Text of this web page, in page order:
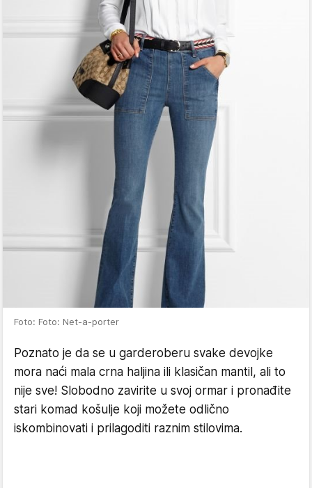
Foto: Foto: Net-a-porter
Poznato je da se u garderoberu svake devojke
mora naći mala crna haljina ili klasičan mantil, ali to
nije sve! Slobodno zavirite u svoj ormar i pronađite
stari komad košulje koji možete odlično
iskombinovati i prilagoditi raznim stilovima.